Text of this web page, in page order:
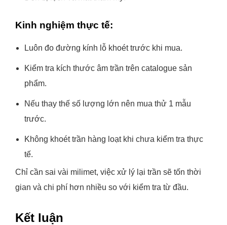
Kinh nghiệm thực tế:
Luôn đo đường kính lỗ khoét trước khi mua.
Kiểm tra kích thước âm trần trên catalogue sản
phẩm.
Nếu thay thế số lượng lớn nên mua thử 1 mẫu
trước.
Không khoét trần hàng loạt khi chưa kiểm tra thực
tế.
Chỉ cần sai vài milimet, việc xử lý lại trần sẽ tốn thời
gian và chi phí hơn nhiều so với kiểm tra từ đầu.
Kết luận